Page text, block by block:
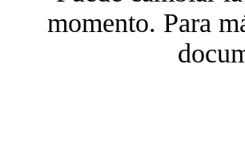
momento. Para